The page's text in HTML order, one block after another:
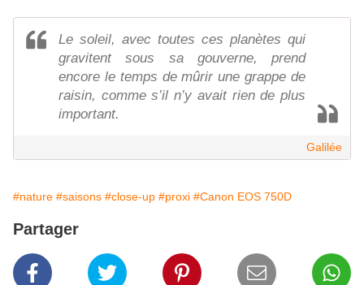
Le soleil, avec toutes ces planètes qui
gravitent sous sa gouverne, prend
encore le temps de mûrir une grappe de
raisin, comme s’il n’y avait rien de plus
important.
Galilée
#nature #saisons #close-up #proxi #Canon EOS 750D
Partager